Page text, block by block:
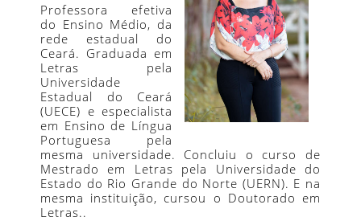
Professora efetiva
do Ensino Médio, da
rede estadual do
Ceará. Graduada em
Letras pela
Universidade
Estadual do Ceará
(UECE) e especialista
em Ensino de Língua
Portuguesa pela
mesma universidade. Concluiu o curso de
Mestrado em Letras pela Universidade do
Estado do Rio Grande do Norte (UERN). E na
mesma instituição, cursou o Doutorado em
Letras..